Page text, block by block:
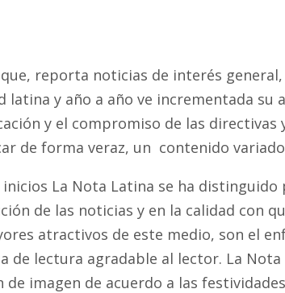
reporta noticias de interés
latina y año a año ve incrementada su
y el compromiso de las
de forma veraz, un contenido
inicios La Nota Latina se ha
de las noticias y en la calidad con
atractivos de este medio, son el
de lectura agradable al lector. La
de imagen de acuerdo a las